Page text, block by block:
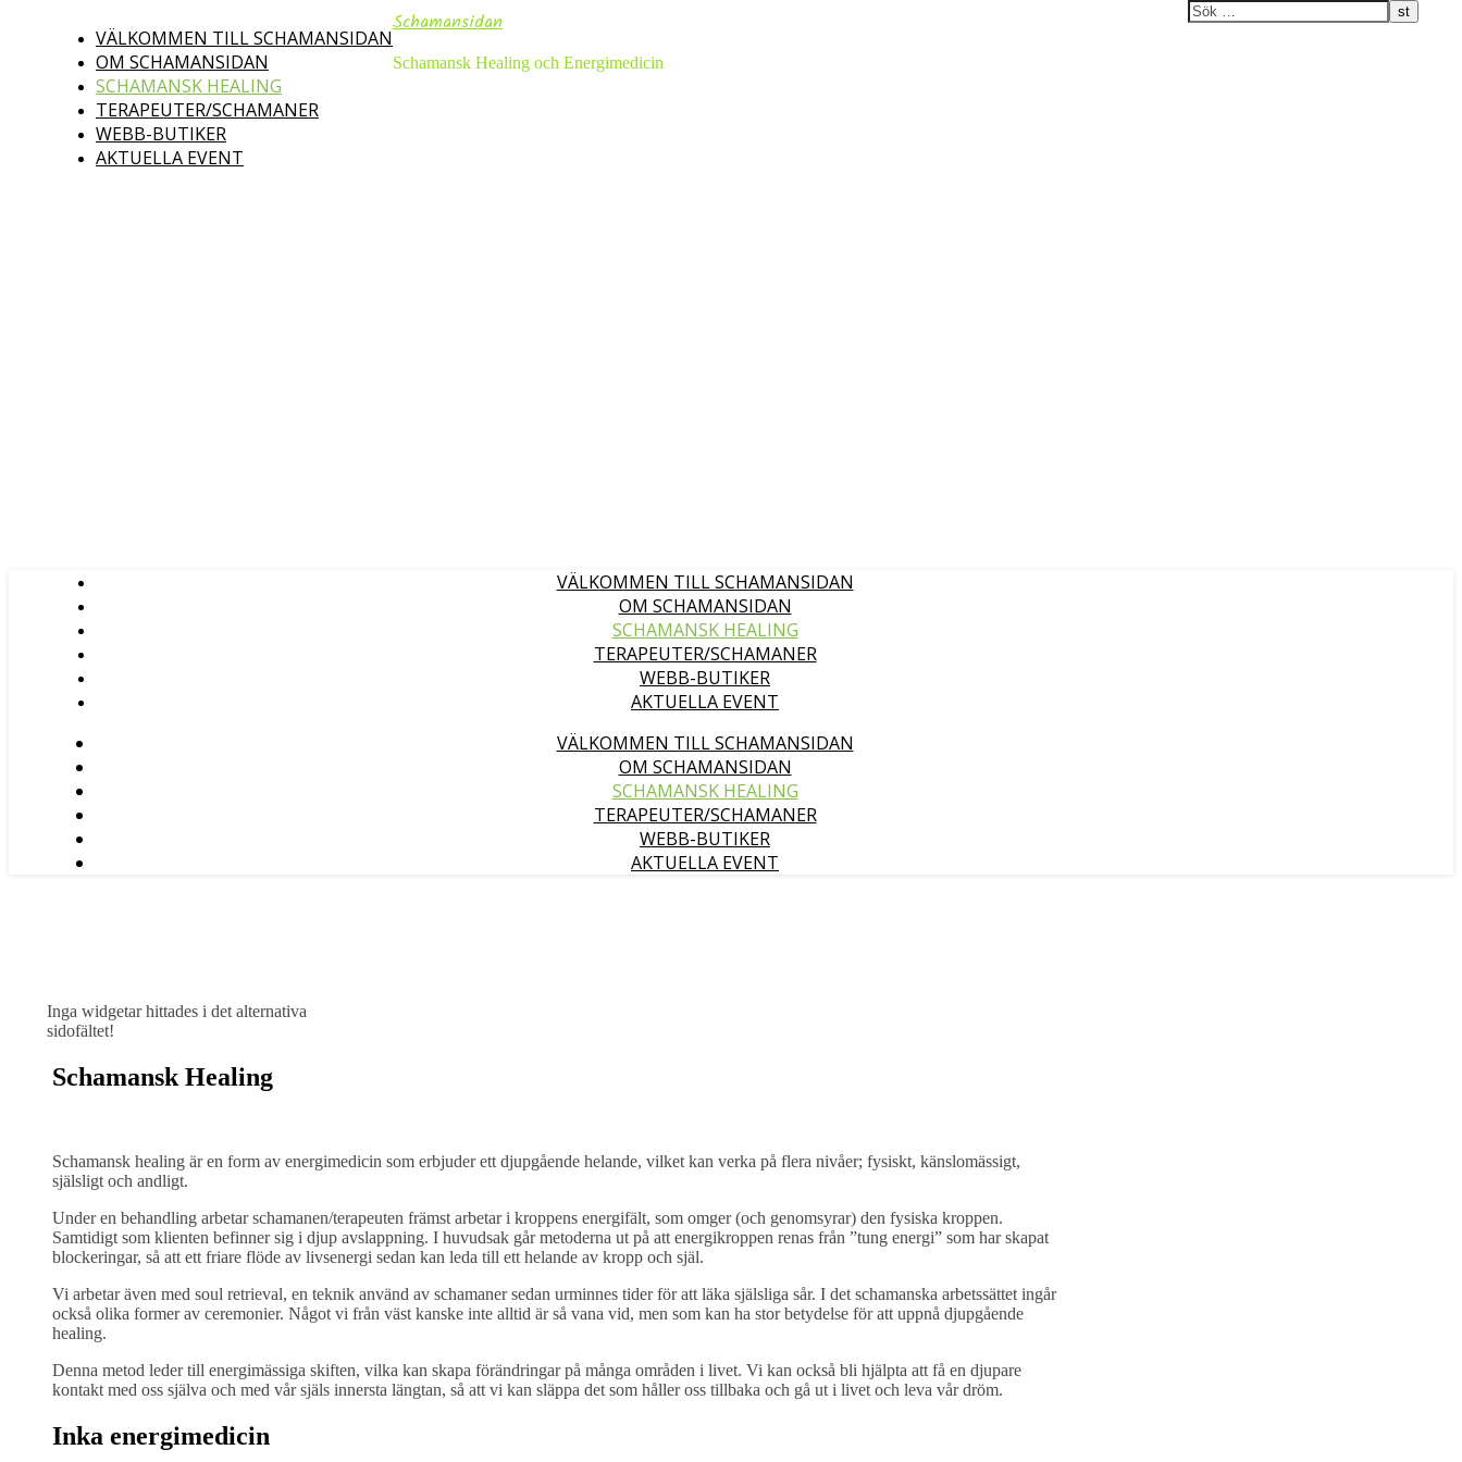
VÄLKOMMEN TILL SCHAMANSIDAN
OM SCHAMANSIDAN
SCHAMANSK HEALING
TERAPEUTER/SCHAMANER
WEBB-BUTIKER
AKTUELLA EVENT
Schamansidan
Schamansk Healing och Energimedicin
VÄLKOMMEN TILL SCHAMANSIDAN
OM SCHAMANSIDAN
SCHAMANSK HEALING
TERAPEUTER/SCHAMANER
WEBB-BUTIKER
AKTUELLA EVENT
VÄLKOMMEN TILL SCHAMANSIDAN
OM SCHAMANSIDAN
SCHAMANSK HEALING
TERAPEUTER/SCHAMANER
WEBB-BUTIKER
AKTUELLA EVENT
Inga widgetar hittades i det alternativa
sidofältet!
Schamansk Healing
Schamansk healing är en form av energimedicin som erbjuder ett djupgående helande, vilket kan verka på flera nivåer; fysiskt, känslomässigt,
själsligt och andligt.
Under en behandling arbetar schamanen/terapeuten främst arbetar i kroppens energifält, som omger (och genomsyrar) den fysiska kroppen.
Samtidigt som klienten befinner sig i djup avslappning. I huvudsak går metoderna ut på att energikroppen renas från ”tung energi” som har skapat
blockeringar, så att ett friare flöde av livsenergi sedan kan leda till ett helande av kropp och själ.
Vi arbetar även med soul retrieval, en teknik använd av schamaner sedan urminnes tider för att läka själsliga sår. I det schamanska arbetssättet ingår
också olika former av ceremonier. Något vi från väst kanske inte alltid är så vana vid, men som kan ha stor betydelse för att uppnå djupgående
healing.
Denna metod leder till energimässiga skiften, vilka kan skapa förändringar på många områden i livet. Vi kan också bli hjälpta att få en djupare
kontakt med oss själva och med vår själs innersta längtan, så att vi kan släppa det som håller oss tillbaka och gå ut i livet och leva vår dröm.
Inka energimedicin